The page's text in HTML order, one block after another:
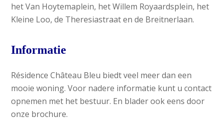
het Van Hoytemaplein, het Willem Royaardsplein, het
Kleine Loo, de Theresiastraat en de Breitnerlaan.
Informatie
Résidence Château Bleu biedt veel meer dan een
mooie woning. Voor nadere informatie kunt u contact
opnemen met het bestuur. En blader ook eens door
onze brochure.